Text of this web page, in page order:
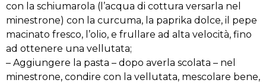
con la schiumarola (l’acqua di cottura versarla nel
minestrone) con la curcuma, la paprika dolce, il pepe
macinato fresco, l’olio, e frullare ad alta velocità, fino
ad ottenere una vellutata;
– Aggiungere la pasta – dopo averla scolata – nel
minestrone, condire con la vellutata, mescolare bene,